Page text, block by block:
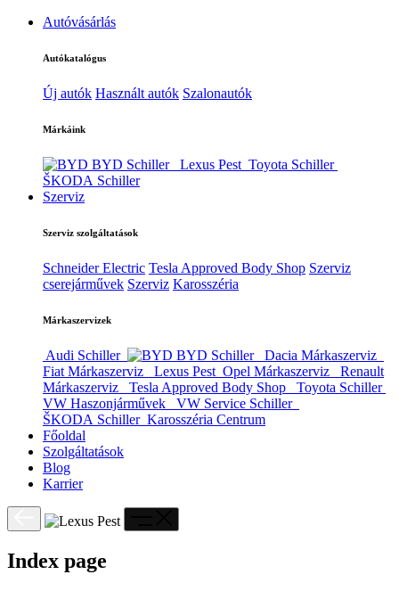
Autóvásárlás
Autókatalógus
Új autók Használt autók Szalonautók
Márkáink
BYD Schiller Lexus Pest Toyota Schiller
ŠKODA Schiller
Szerviz
Szerviz szolgáltatások
Schneider Electric Tesla Approved Body Shop Szerviz
cserejárművek Szerviz Karosszéria
Márkaszervizek
Audi Schiller BYD Schiller
Dacia Márkaszerviz
Fiat Márkaszerviz
Lexus Pest Opel Márkaszerviz
Renault
Márkaszerviz
Tesla Approved Body Shop
Toyota Schiller
VW Haszonjárművek
VW Service Schiller
ŠKODA Schiller Karosszéria Centrum
Főoldal
Szolgáltatások
Blog
Karrier
Index page